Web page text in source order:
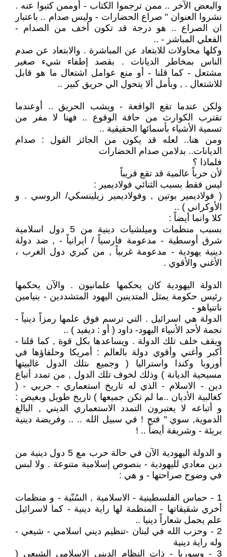
والبعض الآخر .. ممن ترجموا الكتاب - أوممن كتبوا عنه .
نشروا العنوان " صراع الحضارات - وليس صدام .. باعتبار
ان الصراع .. هو درجة قد تكون أخف من الصدام -
الفعلي المباشر - ..
وكلها محاولات للابتعاد عن المباشرة . والابتعاد عن صدم
الناس بمخاطر الديانات . بقصد إطفاء شيء صغير
مشتعل - كما قلنا - أو منع عوامل اشتعال ما هو قابل
للاشتعال . , وبأمل ألا يتحول الي حريق كبير ..
ولكن عندما تقع الواقعة - ويشب الحريق .. أوعندما
تقترب الكوارث من حافة الوقوع .. فهنا لا مفر من
تسمية الأشياء بأسمائها الحقيقية ..
ومن هنا.. لعله قد يكون من الجائز القول : صدام
الديانات.. بدلامن صدام الحضارات
فلماذا ؟
لأن حرباً عالمية قد تقع قريباً
ليس فقط بسبب الثنائي فولاديمير :
( فولاديمير بوتين , وفولاديمير زيلينسكي/ الروسي . و
الأوكراني ) ..
كلا وانما أيضاً :
بسبب منظمات وميلشيات دينية من 5 دول اسلامية
شرق أوسطية - مدعومة فارسياً / ايرانياً - , ضد دولة
دينية يهودية - مدعومة غربياً , من كبري دول الغرب ،
الأغني والأقوي .
الدولة اليهودية كان يحكمها علمانيون . والآن يحكمها
رئيس حكومة يمثل المتدينين اليهود المتشددين - بنيامين
ناتنياهو -
الدولة هي اسرائيل . التي ترسم فوق علمها رمزاً دينياً -
نجمة لأحد الأنبياء اليهود- داود ( أو : ديفيد ) ..
ويقف خلف تلك الدولة . ويساعدها بكل قوة , كما قلنا -
أكبر وأغني وأقوي دولة بالعالم : أمريكا وحلفاؤها في
أوروبا وكندا واستراليا ( وجميع ىتلك الدول غالبيتها
مسيحية الديانة ) وذلك لخوف تلك الدول , من تمدد أتباع
دين - الاسلام - الذي له تاريخ استعماري - حربي - (
كغالبية الأديان ..ما لم تكن جميعها ) تاريخ طويل وبغيض :
و أتباعه لا يعتبرون التمدد الاستعماري الديني , البالغ
الدموية, سوي " فتح ! في سبيل الله .. .. وفريضة دينية
بريئة - وشريفة أيضاً .. !
و الدولة اليهودية الآن في حالة حرب مع 5 دول دينية من
دين معادي لليهودية - بنصوص إسلامية متنوعة . ولا لبس
في وضوح صراحتها - و هي :
1 - حماس الفلسطينية - الاسلامية , السُنّية - و منظمات
أخري شقيقاتها - المنظمة لها راية دينية - كما لاسرائيل
علم يحمل شعاراً دينيا ..
2 - وحزب الله في لبنان -تنظيم ديني اسلامي - شيعي -
وله راية دينية
3 - وسوريا - ذات النظام الديني الاسلامي الشيعي (